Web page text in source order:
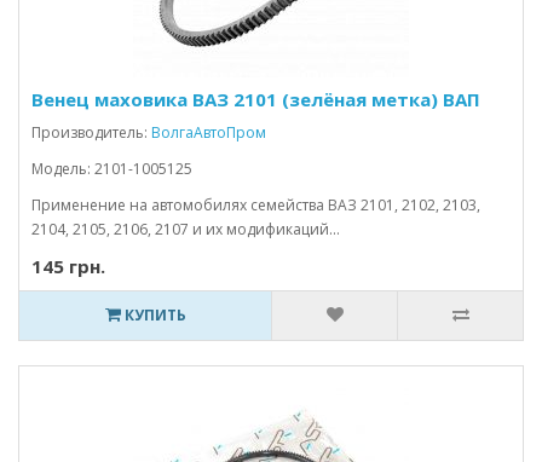
Венец маховика ВАЗ 2101 (зелёная метка) ВАП
Производитель: ВолгаАвтоПром
Модель: 2101-1005125
Применение на автомобилях семейства ВАЗ 2101, 2102, 2103,
2104, 2105, 2106, 2107 и их модификаций...
145 грн.
КУПИТЬ